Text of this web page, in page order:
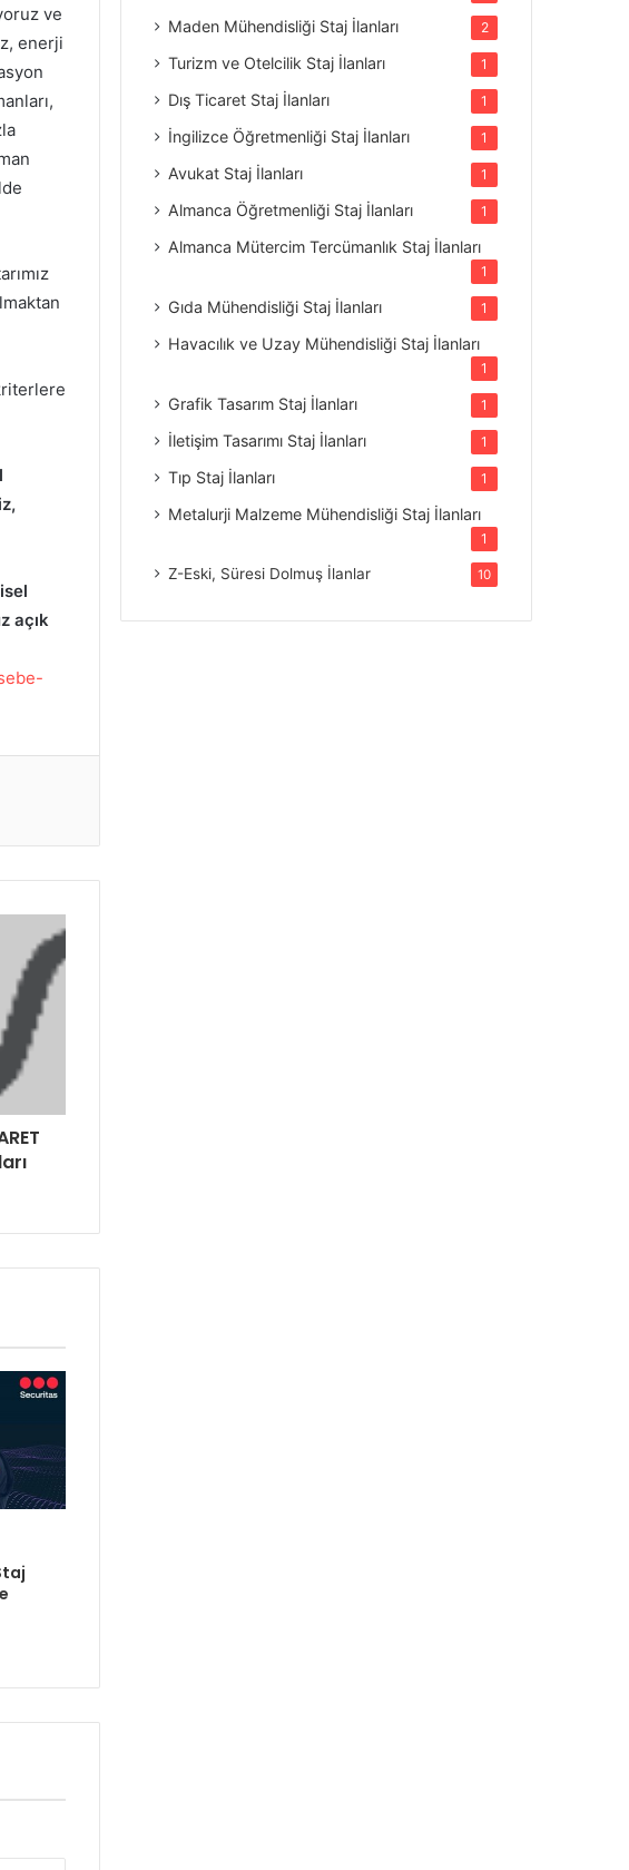
ve
enerji
açık
Maden Mühendisliği Staj İlanları 2
Turizm ve Otelcilik Staj İlanları 1
Dış Ticaret Staj İlanları 1
İngilizce Öğretmenliği Staj İlanları 1
Avukat Staj İlanları 1
Almanca Öğretmenliği Staj İlanları 1
Almanca Mütercim Tercümanlık Staj İlanları
1
Gıda Mühendisliği Staj İlanları 1
Havacılık ve Uzay Mühendisliği Staj İlanları
1
Grafik Tasarım Staj İlanları 1
İletişim Tasarımı Staj İlanları 1
Tıp Staj İlanları 1
Metalurji Malzeme Mühendisliği Staj İlanları
1
Z-Eski, Süresi Dolmuş İlanlar 10